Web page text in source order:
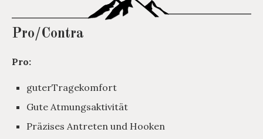
Pro/Contra
Pro:
guterTragekomfort
Gute Atmungsaktivität
Präzises Antreten und Hooken